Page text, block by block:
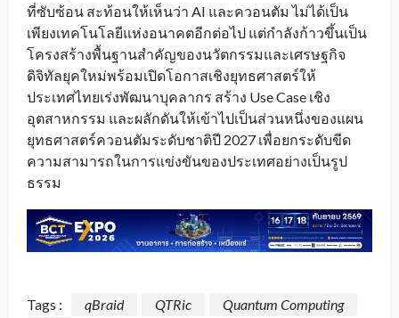
ที่ซับซ้อน สะท้อนให้เห็นว่า AI และควอนตัม ไม่ได้เป็น
เพียงเทคโนโลยีแห่งอนาคตอีกต่อไป แต่กำลังก้าวขึ้นเป็น
โครงสร้างพื้นฐานสำคัญของนวัตกรรมและเศรษฐกิจ
ดิจิทัลยุคใหม่พร้อมเปิดโอกาสเชิงยุทธศาสตร์ให้
ประเทศไทยเร่งพัฒนาบุคลากร สร้าง Use Case เชิง
อุตสาหกรรม และผลักดันให้เข้าไปเป็นส่วนหนึ่งของแผน
ยุทธศาสตร์ควอนตัมระดับชาติปี 2027 เพื่อยกระดับขีด
ความสามารถในการแข่งขันของประเทศอย่างเป็นรูป
ธรรม
Tags : qBraid QTRic
Quantum Computing